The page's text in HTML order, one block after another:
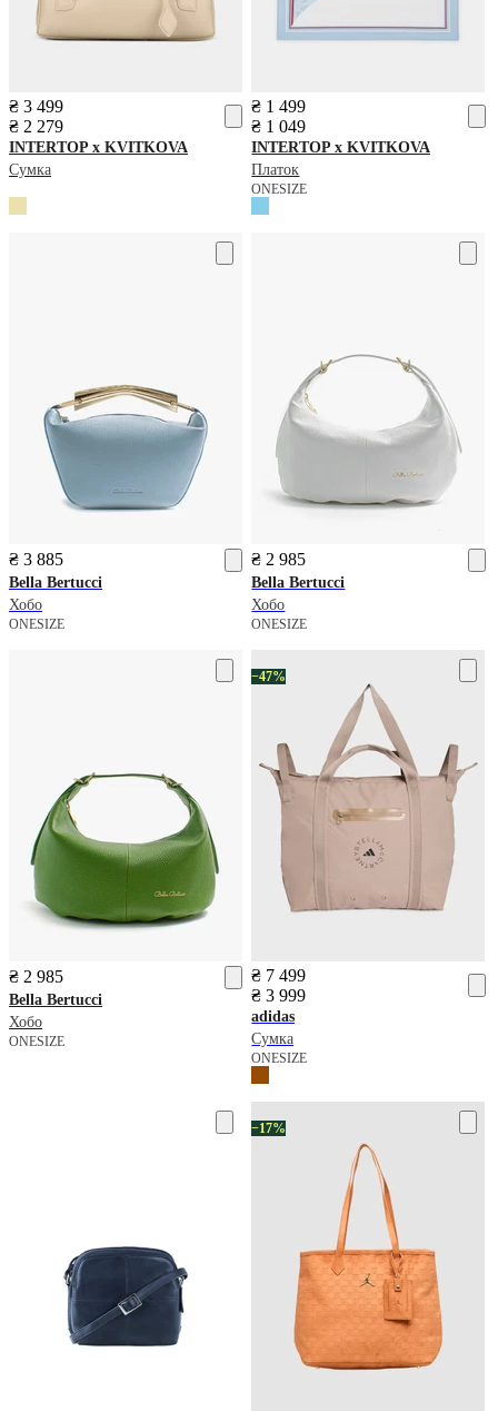
₴ 3 499
₴ 2 279
INTERTOP x KVITKOVA
Сумка
₴ 1 499
₴ 1 049
INTERTOP x KVITKOVA
Платок
ONESIZE
₴ 3 885
Bella Bertucci
Хобо
ONESIZE
₴ 2 985
Bella Bertucci
Хобо
ONESIZE
₴ 2 985
Bella Bertucci
Хобо
ONESIZE
−47%
₴ 7 499
₴ 3 999
adidas
Сумка
ONESIZE
−17%